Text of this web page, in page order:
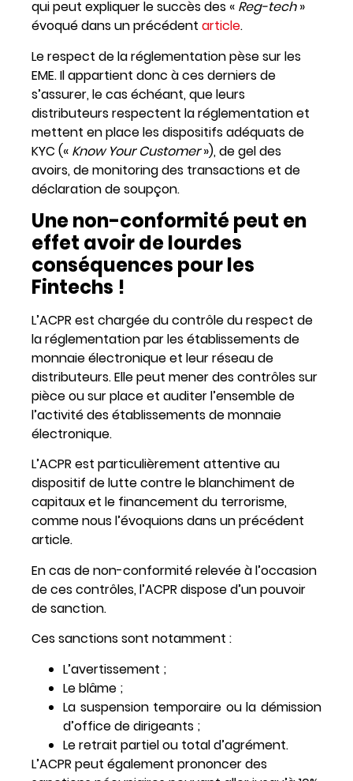
qui peut expliquer le succès des « Reg-tech»
évoqué dans un précédent article.
Le respect de la réglementation pèse sur les
EME. Il appartient donc à ces derniers de
s’assurer, le cas échéant, que leurs
distributeurs respectent la réglementation et
mettent en place les dispositifs adéquats de
KYC (« Know Your Customer»), de gel des
avoirs, de monitoring des transactions et de
déclaration de soupçon.
Une non-conformité peut en
effet avoir de lourdes
conséquences pour les
Fintechs !
L’ACPR est chargée du contrôle du respect de
la réglementation par les établissements de
monnaie électronique et leur réseau de
distributeurs. Elle peut mener des contrôles sur
pièce ou sur place et auditer l’ensemble de
l’activité des établissements de monnaie
électronique.
L’ACPR est particulièrement attentive au
dispositif de lutte contre le blanchiment de
capitaux et le financement du terrorisme,
comme nous l’évoquions dans un précédent
article.
En cas de non-conformité relevée à l’occasion
de ces contrôles, l’ACPR dispose d’un pouvoir
de sanction.
Ces sanctions sont notamment :
L’avertissement ;
Le blâme ;
La suspension temporaire ou la démission
d’office de dirigeants ;
Le retrait partiel ou total d’agrément.
L’ACPR peut également prononcer des